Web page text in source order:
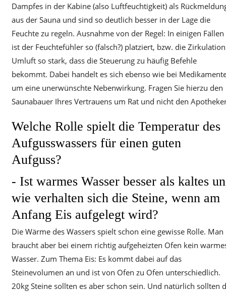
Dampfes in der Kabine (also Luftfeuchtigkeit) als
aus der Sauna und sind so deutlich besser in der Lage die
Feuchte zu regeln. Ausnahme von der Regel: In einigen Fällen
ist der Feuchtefühler so (falsch?) platziert, bzw. die
Umluft so stark, dass die Steuerung zu häufig Befehle
bekommt. Dabei handelt es sich ebenso wie bei
um eine unerwünschte Nebenwirkung. Fragen Sie hierzu den
Saunabauer Ihres Vertrauens um Rat und nicht den
Welche Rolle spielt die Temperatur des
Aufgusswassers für einen guten
Aufguss?
- Ist warmes Wasser besser als kaltes
wie verhalten sich die Steine, wenn am
Anfang Eis aufgelegt wird?
Die Wärme des Wassers spielt schon eine gewisse Rolle. Man
braucht aber bei einem richtig aufgeheizten Ofen kein
Wasser. Zum Thema Eis: Es kommt dabei auf das
Steinevolumen an und ist von Ofen zu Ofen unterschiedlich.
20kg Steine sollten es aber schon sein. Und natürlich sollten